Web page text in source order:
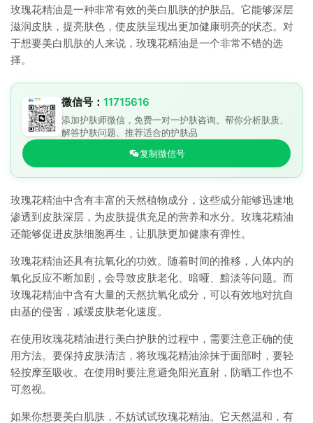
玫瑰花精油是一种非常有效的美白肌肤的护肤品。它能够深层
滋润皮肤，提亮肤色，使皮肤呈现出更加健康明亮的状态。对
于想要美白肌肤的人来说，玫瑰花精油是一个非常不错的选
择。
微信号： 11715616
添加护肤师微信，免费一对一护肤咨询。帮你分析肤质、
解答护肤问题、推荐适合的护肤品
复制微信号
玫瑰花精油中含有丰富的天然植物成分，这些成分能够迅速地
渗透到皮肤深层，为皮肤提供充足的营养和水分。玫瑰花精油
还能够促进皮肤细胞再生，让肌肤更加健康有弹性。
玫瑰花精油还具有抗氧化的功效。随着时间的推移，人体内的
氧化反应不断加剧，会导致皮肤老化、暗哑、黯淡等问题。而
玫瑰花精油中含有大量的天然抗氧化成分，可以有效地对抗自
由基的侵害，减缓皮肤老化速度。
在使用玫瑰花精油进行美白护肤的过程中，需要注意正确的使
用方法。要保持皮肤清洁，将玫瑰花精油涂抹于面部时，要轻
轻按摩至吸收。在使用时要注意避免阳光直射，防晒工作也不
可忽视。
如果你想要美白肌肤，不妨试试玫瑰花精油。它天然温和，有